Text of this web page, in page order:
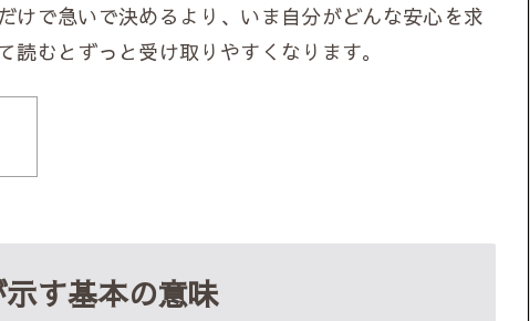
で急いで決めるより、いま自分がどんな安心を求
むとずっと受け取りやすくなります。
す基本の意味